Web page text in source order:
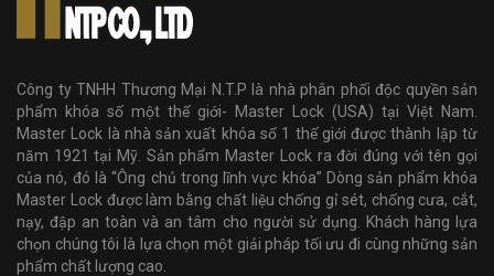
Công ty TNHH Thương Mại N.T.P là nhà phân phối độc quyền sản
phẩm khóa số một thế giới- Master Lock (USA) tại Việt Nam.
Master Lock là nhà sản xuất khóa số 1 thế giới được thành lập từ
năm 1921 tại Mỹ. Sản phẩm Master Lock ra đời đúng với tên gọi
của nó, đó là “Ông chủ trong lĩnh vực khóa” Dòng sản phẩm khóa
Master Lock được làm bằng chất liệu chống gỉ sét, chống cưa, cắt,
nạy, đập an toàn và an tâm cho người sử dụng. Khách hàng lựa
chọn chúng tôi là lựa chọn một giải pháp tối ưu đi cùng những sản
phẩm chất lượng cao.